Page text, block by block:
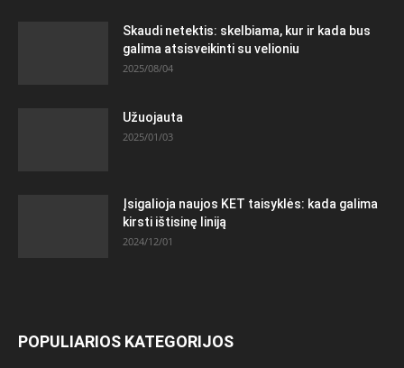
Skaudi netektis: skelbiama, kur ir kada bus
galima atsisveikinti su velioniu
2025/08/04
Užuojauta
2025/01/03
Įsigalioja naujos KET taisyklės: kada galima
kirsti ištisinę liniją
2024/12/01
POPULIARIOS KATEGORIJOS